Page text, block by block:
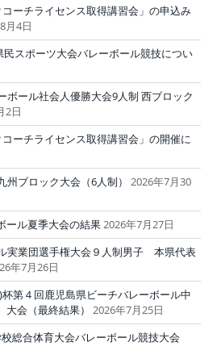
ーチライセンス取得講習会」の申込み
月4日
民スポーツ大会バレーボール競技につい
ボール社会人優勝大会9人制 西ブロック
2日
ーチライセンス取得講習会」の開催に
ブロック大会（6人制）
2026年7月30
ール夏季大会の結果2026年7月27日
実業団選手権大会９人制男子 本県代表
年7月26日
杯第４回鹿児島県ビーチバレーボール中
会（最終結果）
2026年7月25日
総合体育大会バレーボール競技大会